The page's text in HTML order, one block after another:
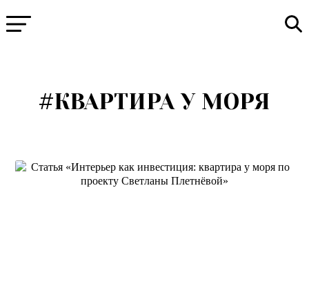
#КВАРТИРА У МОРЯ